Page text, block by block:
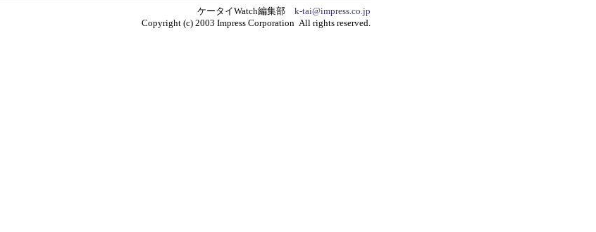
ケータイWatch編集部 k-tai@impress.co.jp
Copyright (c) 2003 Impress Corporation All rights reserved.